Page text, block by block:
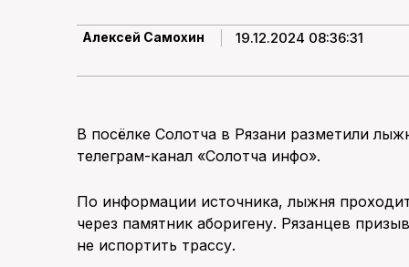
Алексей Самохин 19.12.2024 08:36:31
В посёлке Солотча в Рязани разметили
телеграм-канал «Солотча инфо».
По информации источника, лыжня
через памятник аборигену. Рязанцев
не испортить трассу.